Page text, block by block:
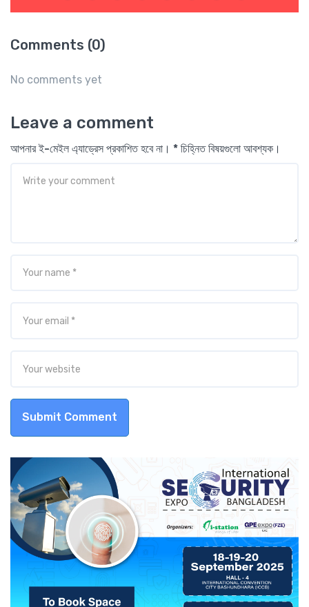
Comments (0)
No comments yet
Leave a comment
আপনার ই-মেইল এ্যাড্রেস প্রকাশিত হবে না। * চিহ্নিত বিষয়গুলো আবশ্যক।
Submit Comment